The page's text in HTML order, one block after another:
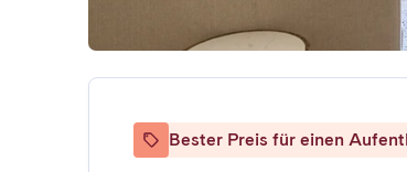
Bester Preis für einen